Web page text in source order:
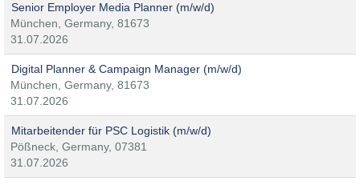
Senior Employer Media Planner (m/w/d)
München, Germany, 81673
31.07.2026
Digital Planner & Campaign Manager (m/w/d)
München, Germany, 81673
31.07.2026
Mitarbeitender für PSC Logistik (m/w/d)
Pößneck, Germany, 07381
31.07.2026